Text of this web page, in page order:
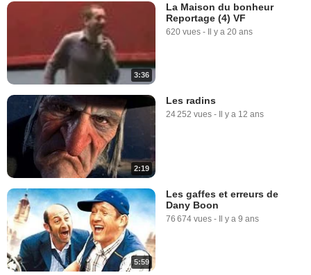
3:36
La Maison du bonheur
Reportage (4) VF
620 vues - Il y a 20 ans
2:19
Les radins
24 252 vues - Il y a 12 ans
5:59
Les gaffes et erreurs de
Dany Boon
76 674 vues - Il y a 9 ans